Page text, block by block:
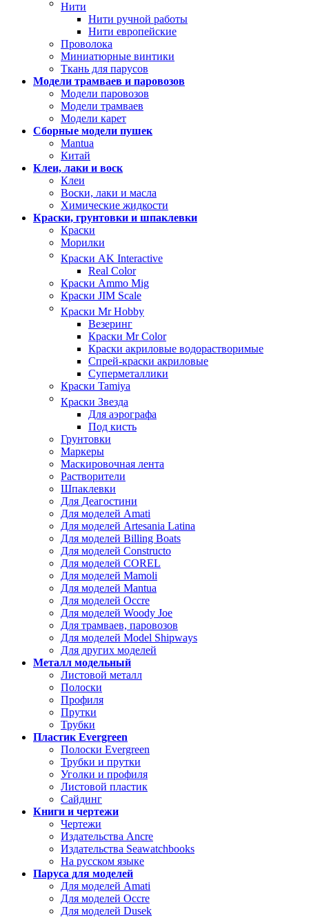
Нити
Нити ручной работы
Нити европейские
Проволока
Миниатюрные винтики
Ткань для парусов
Модели трамваев и паровозов
Модели паровозов
Модели трамваев
Модели карет
Сборные модели пушек
Mantua
Китай
Клеи, лаки и воск
Клеи
Воски, лаки и масла
Химические жидкости
Краски, грунтовки и шпаклевки
Краски
Морилки
Краски AK Interactive
Real Color
Краски Ammo Mig
Краски JIM Scale
Краски Mr Hobby
Везеринг
Краски Mr Color
Краски акриловые водорастворимые
Спрей-краски акриловые
Суперметаллики
Краски Tamiya
Краски Звезда
Для аэрографа
Под кисть
Грунтовки
Маркеры
Маскировочная лента
Растворители
Шпаклевки
Для Деагостини
Для моделей Amati
Для моделей Artesania Latina
Для моделей Billing Boats
Для моделей Constructo
Для моделей COREL
Для моделей Mamoli
Для моделей Mantua
Для моделей Occre
Для моделей Woody Joe
Для трамваев, паровозов
Для моделей Model Shipways
Для других моделей
Металл модельный
Листовой металл
Полоски
Профиля
Прутки
Трубки
Пластик Evergreen
Полоски Evergreen
Трубки и прутки
Уголки и профиля
Листовой пластик
Сайдинг
Книги и чертежи
Чертежи
Издательства Ancre
Издательства Seawatchbooks
На русском языке
Паруса для моделей
Для моделей Amati
Для моделей Occre
Для моделей Dusek